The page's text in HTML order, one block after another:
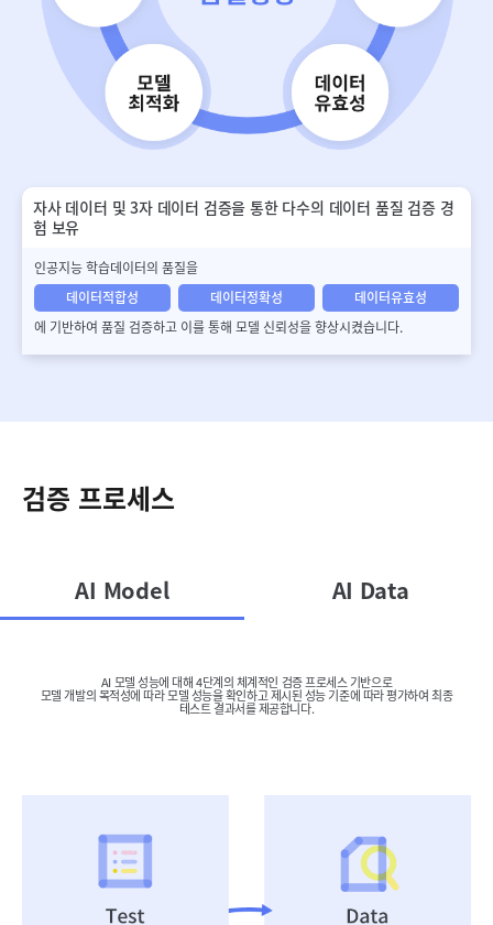
자사 데이터 및 3자 데이터 검증을 통한 다수의 데이터 품질 검증 경
험 보유
인공지능 학습데이터의 품질을
데이터적합성
데이터정확성
데이터유효성
에 기반하여 품질 검증하고 이를 통해 모델 신뢰성을 향상시켰습니다.
검증 프로세스
AI Model AI Data
AI 모델 성능에 대해 4단계의 체계적인 검증 프로세스 기반으로
모델 개발의 목적성에 따라 모델 성능을 확인하고 제시된 성능 기준에 따라 평가하여 최종
테스트 결과서를 제공합니다.